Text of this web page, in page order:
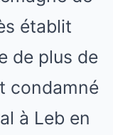
établit
de plus de
condamné
à Leb en